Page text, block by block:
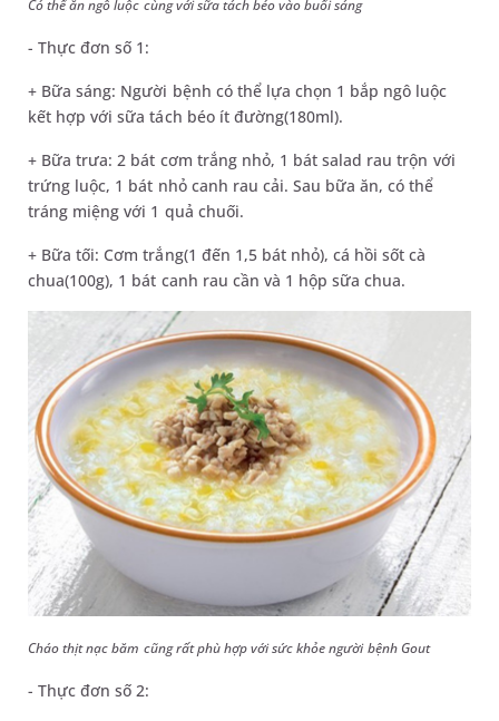
Có thể ăn ngô luộc cùng với sữa tách béo vào buổi sáng
- Thực đơn số 1:
+ Bữa sáng: Người bệnh có thể lựa chọn 1 bắp ngô luộc
kết hợp với sữa tách béo ít đường(180ml).
+ Bữa trưa: 2 bát cơm trắng nhỏ, 1 bát salad rau trộn với
trứng luộc, 1 bát nhỏ canh rau cải. Sau bữa ăn, có thể
tráng miệng với 1 quả chuối.
+ Bữa tối: Cơm trắng(1 đến 1,5 bát nhỏ), cá hồi sốt cà
chua(100g), 1 bát canh rau cần và 1 hộp sữa chua.
Cháo thịt nạc băm cũng rất phù hợp với sức khỏe người bệnh Gout
- Thực đơn số 2: